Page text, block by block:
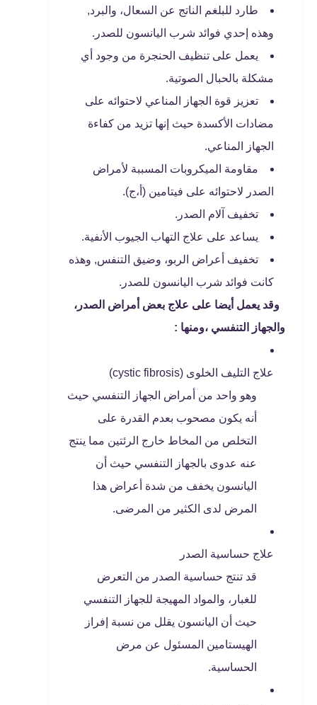
طارد للبلغم الناتج عن السعال، والبرد,
وهذه إحدي فوائد شرب اليانسون للصدر.
يعمل على تنظيف الحنجرة من وجود أي
مشكلة بالحبال الصوتية.
تعزيز قوة الجهاز المناعي لاحتوائه على
مضادات الأكسدة حيث إنها تزيد من كفاءة
الجهاز المناعي.
مقاومة الميكروبات المسببة لأمراض
الصدر لاحتوائه على فيتامين (أ،ج).
تخفيف آلام الصدر.
يساعد على علاج التهاب الجيوب الأنفية.
تخفيف أعراض الربو، وضيق التنفس, وهذه
كانت فوائد شرب اليانسون للصدر.
وقد يعمل أيضا على علاج بعض أمراض الصدر،
والجهاز التنفسي ،ومنها :
علاج التليف الخلوى (cystic fibrosis)
وهو واحد من أمراض الجهاز التنفسي حيث
أنه يكون مصحوب بعدم القدرة على
التخلص من المخاط خارج الرئتين مما ينتج
عنه عدوى بالجهاز التنفسي حيث أن
اليانسون يخفف من شدة أعراض هذا
المرض لدى الكثير من المرضى.
علاج حساسية الصدر
قد تنتج حساسية الصدر من التعرض
للغبار، والمواد المهيجة للجهاز التنفسي
حيث أن اليانسون يقلل من نسبة إفراز
الهيستامين المسئول عن مرض
الحساسية.